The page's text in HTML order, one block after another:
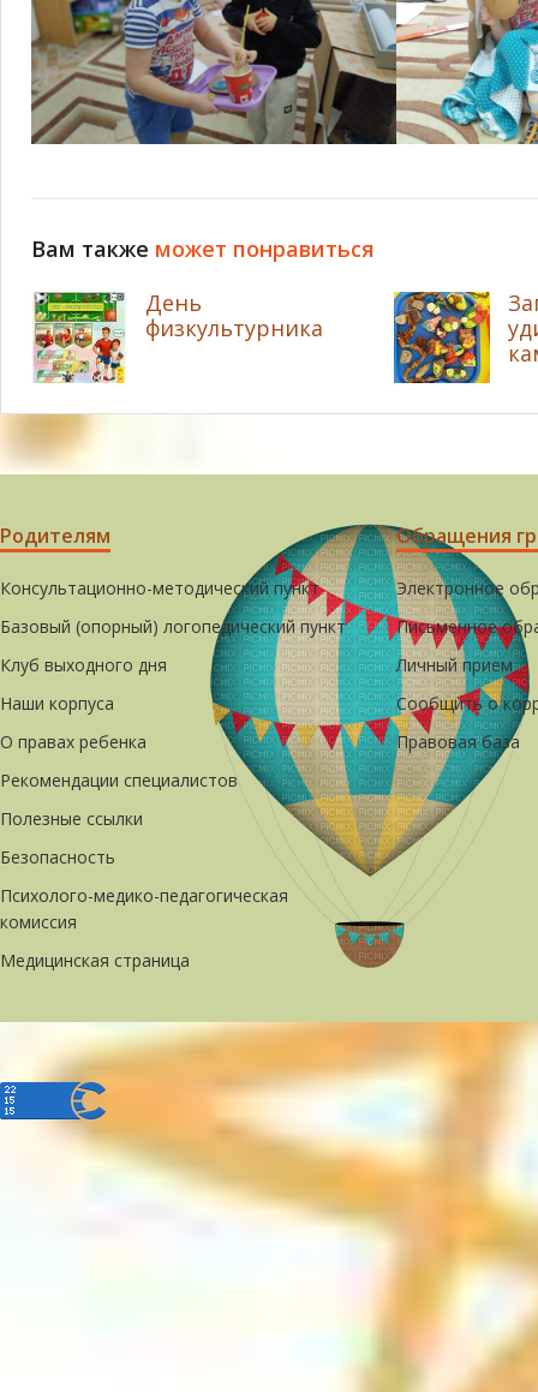
Вам также может понравиться
День
физкультурника
Родителям
Консультационно-методический пункт
Базовый (опорный) логопедический пункт
Клуб выходного дня
Наши корпуса
О правах ребенка
Рекомендации специалистов
Полезные ссылки
Безопасность
Психолого-медико-педагогическая
комиссия
Медицинская страница
Обращения
Электронное
Письменное
Личный прием
Сообщить о
Правовая база